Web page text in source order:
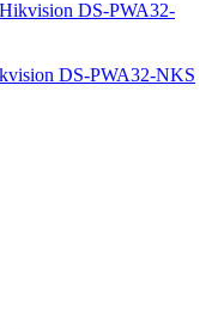
DS-PWA32-NKS